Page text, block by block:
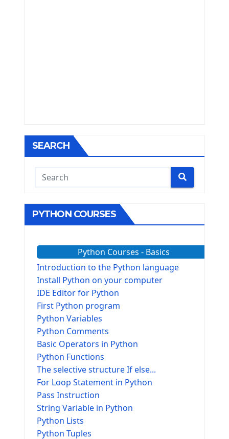
SEARCH
PYTHON COURSES
Python Courses - Basics
Introduction to the Python language
Install Python on your computer
IDE Editor for Python
First Python program
Python Variables
Python Comments
Basic Operators in Python
Python Functions
The selective structure If else...
For Loop Statement in Python
Pass Instruction
String Variable in Python
Python Lists
Python Tuples